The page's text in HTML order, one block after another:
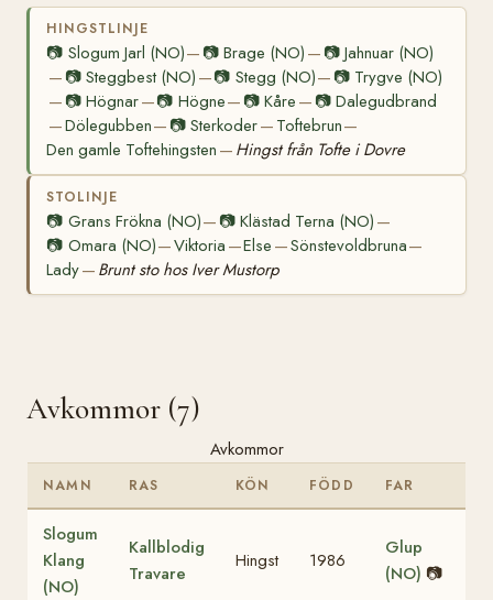
HINGSTLINJE
📷 Slogum Jarl (NO)— 📷Brage (NO) — 📷Jahnuar (NO)
— 📷Steggbest (NO) —📷 Stegg (NO)— 📷 Trygve (NO)
— 📷Högnar—📷 Högne— 📷Kåre — 📷 Dalegudbrand
—Dölegubben— 📷Sterkoder— Toftebrun—
Den gamle Toftehingsten — Hingst från Tofte i Dovre
STOLINJE
📷 Grans Frökna (NO)— 📷Klästad Terna (NO) —
📷 Omara (NO)—Viktoria —Else —Sönstevoldbruna—
Lady— Brunt sto hos Iver Mustorp
Avkommor (7)
Avkommor
NAMN RAS KÖN FÖDD FAR
Slogum
Klang
(NO)
Kallblodig
Travare
Hingst 1986
Glup
(NO) 📷